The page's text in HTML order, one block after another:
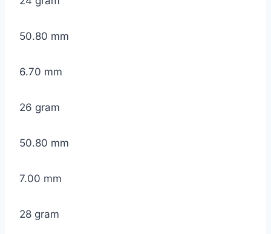
50.80 mm
6.70 mm
26 gram
50.80 mm
7.00 mm
28 gram